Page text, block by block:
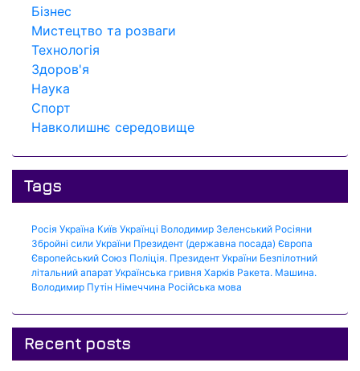
Бізнес
Мистецтво та розваги
Технологія
Здоров'я
Наука
Спорт
Навколишнє середовище
Tags
Росія Україна Київ Українці Володимир Зеленський Росіяни
Збройні сили України Президент (державна посада) Європа
Європейський Союз Поліція. Президент України Безпілотний
літальний апарат Українська гривня Харків Ракета. Машина.
Володимир Путін Німеччина Російська мова
Recent posts